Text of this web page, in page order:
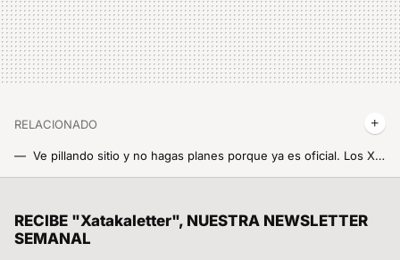
RELACIONADO
Ve pillando sitio y no hagas planes porque ya es oficial. Los Xiaomi 14T ya tienen fecha de presentación y pronto lo sabremos todo sobre ellos
RECIBE "Xatakaletter", NUESTRA NEWSLETTER
SEMANAL